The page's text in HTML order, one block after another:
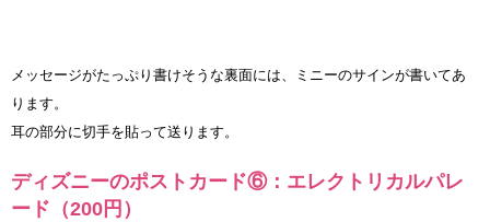
メッセージがたっぷり書けそうな裏面には、ミニーのサインが書いてあ
ります。
耳の部分に切手を貼って送ります。
ディズニーのポストカード⑥：エレクトリカルパレ
ード（200円）